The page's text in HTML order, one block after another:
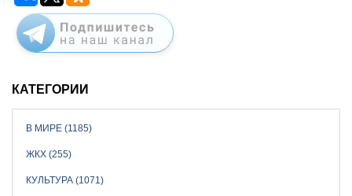
КАТЕГОРИИ
В МИРЕ (1185)
ЖКХ (255)
КУЛЬТУРА (1071)